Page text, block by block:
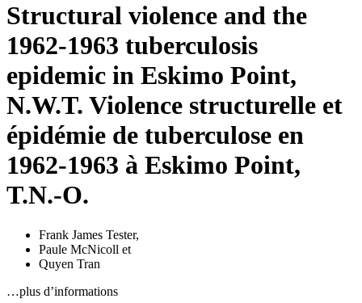
Structural violence and the
1962-1963 tuberculosis
epidemic in Eskimo Point,
N.W.T. Violence structurelle et
épidémie de tuberculose en
1962-1963 à Eskimo Point,
T.N.-O.
Frank James Tester,
Paule McNicoll et
Quyen Tran
…plus d’informations